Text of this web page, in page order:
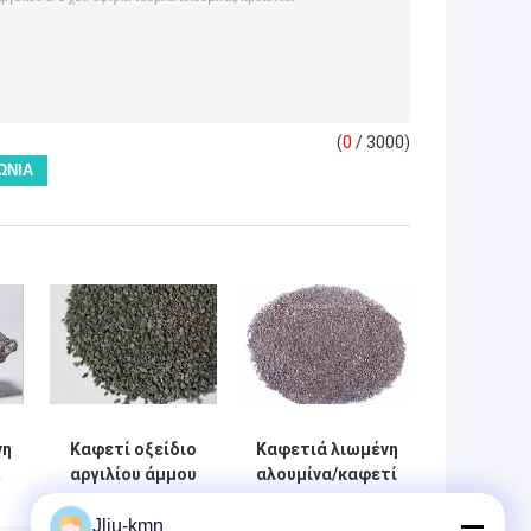
(0 / 3000)
Καφετί οξείδιο
αργιλίου άμμου
τμημάτων BFA
για τα υψηλά
Καφετιά λιωμένη
αλουμίνα/καφετί
κορούνδιο για τα
Jliu-kmn